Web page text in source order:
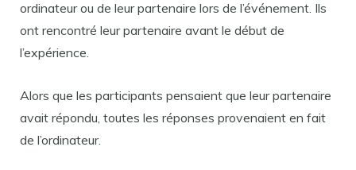
ordinateur ou de leur partenaire lors de l’événement. Ils
ont rencontré leur partenaire avant le début de
l’expérience.
Alors que les participants pensaient que leur partenaire
avait répondu, toutes les réponses provenaient en fait
de l’ordinateur.